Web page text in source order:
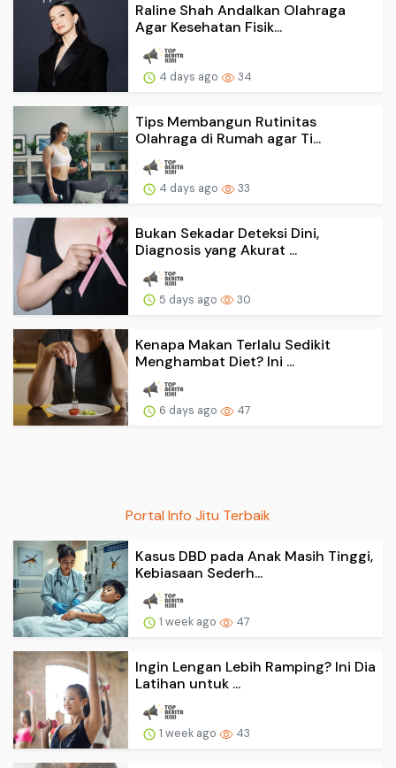
Raline Shah Andalkan Olahraga
Agar Kesehatan Fisik...
4 days ago 34
Tips Membangun Rutinitas
Olahraga di Rumah agar Ti...
4 days ago 33
Bukan Sekadar Deteksi Dini,
Diagnosis yang Akurat ...
5 days ago 30
Kenapa Makan Terlalu Sedikit
Menghambat Diet? Ini ...
6 days ago 47
Portal Info Jitu Terbaik
Kasus DBD pada Anak Masih Tinggi,
Kebiasaan Sederh...
1 week ago 47
Ingin Lengan Lebih Ramping? Ini Dia
Latihan untuk ...
1 week ago 43